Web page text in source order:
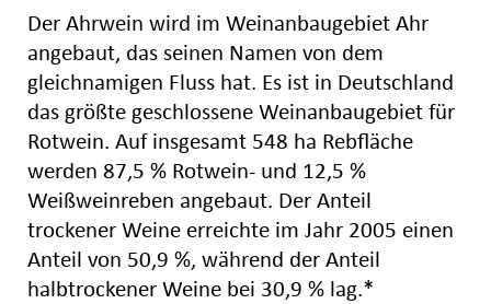
Der Ahrwein wird im Weinanbaugebiet Ahr
angebaut, das seinen Namen von dem
gleichnamigen Fluss hat. Es ist in Deutschland
das größte geschlossene Weinanbaugebiet für
Rotwein. Auf insgesamt 548 ha Rebfläche
werden 87,5 % Rotwein- und 12,5 %
Weißweinreben angebaut. Der Anteil
trockener Weine erreichte im Jahr 2005 einen
Anteil von 50,9 %, während der Anteil
halbtrockener Weine bei 30,9 % lag.*